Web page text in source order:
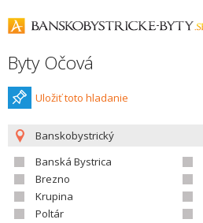
Byty Očová
Uložiť toto hladanie
Banskobystrický
Banská Bystrica
Brezno
Krupina
Poltár